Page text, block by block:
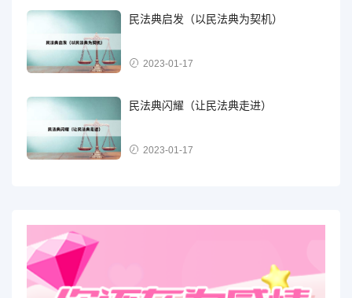
民法典启发（以民法典为契机）
2023-01-17
民法典闪耀（让民法典走进）
2023-01-17